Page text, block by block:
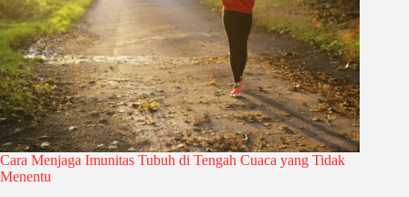
Cara Menjaga Imunitas Tubuh di Tengah Cuaca yang Tidak
Menentu